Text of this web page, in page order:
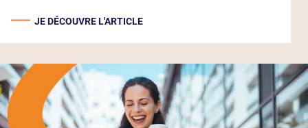
JE DÉCOUVRE L'ARTICLE